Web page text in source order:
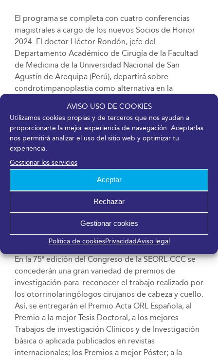
AVISO USO DE COOKIES
Utilizamos cookies propias y de terceros que nos ayudan a
proporcionarte la mejor experiencia de navegación. Aceptarlas
nos permitirá analizar el uso del sitio web y optimizar tu
experiencia.
Gestionar los servicios
Aceptar
Rechazar
Gestionar cookies
Política de cookiesPrivacidadAviso legal
El programa se completa con cuatro conferencias
magistrales a cargo de los nuevos Socios de Honor
2024. El doctor Héctor Rondón, jefe del
Departamento Académico de Cirugía de la Facultad
de Medicina de la Universidad Nacional de San
Agustín de Arequipa (Perú), departirá sobre
condrotimpanoplastia como alternativa en la
doctora Claire Hopkins, profesora de rinología en el
King’s College de Londres y presidenta de la
Sociedad Rinológica Británica, lo hará sobre cirugía
en poliposis nasal. Además, el doctor Héctor Enrique
Ruiz, Jefe del Servicio Otorrinolaringología de Grupo
Gamma (Rosario, Argentina), hará su ponencia sobre
hipoacusia en el adulto mayor; y el doctor Gauthier
Desuter, profesor en la Universidad de Amberes
(Bélgica), expondrá sobre la parálisis unilateral de la
cuerda vocal.
Premios de investigación
En la 75ª edición del Congreso de la SEORL-CCC se
concederán una gran variedad de premios de
investigación para reconocer el trabajo realizado por
los otorrinolaringólogos cirujanos de cabeza y cuello.
Así, se entregarán el Premio Acta ORL Española, al
Premio a la mejor Tesis Doctoral, a los mejores
Trabajos de investigación Clínicos y de Investigación
básica o aplicada publicados en revistas
internacionales; los Premios a mejor Póster; a la